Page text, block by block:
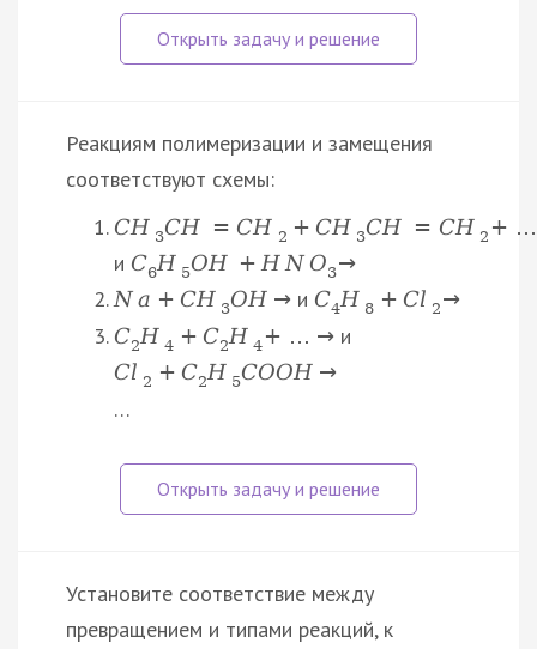
Реакциям полимеризации и замещения
соответствуют схемы:
CH 3CH = CH 2 + CH 3CH = CH 2 + …
и C6H 5OH + H N O3→
Na + СH 3OH → и C4H 8 + Cl 2 →
C2H 4 + C2H 4 + … → и
Cl 2 + C2H 5COOH →
…
Установите соответствие между
превращением и типами реакций, к